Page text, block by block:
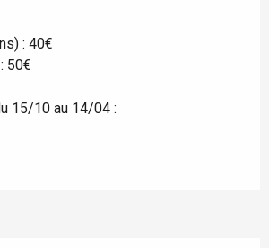
: 40€
50€
15/10 au 14/04 :